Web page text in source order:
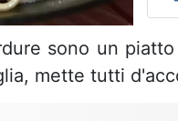
sono un
mette tutti